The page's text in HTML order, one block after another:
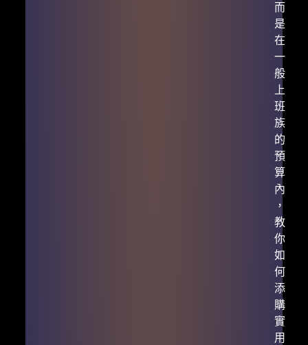
而
是
在
一
般
上
班
族
的
預
算
內
，
教
你
如
何
添
購
實
用